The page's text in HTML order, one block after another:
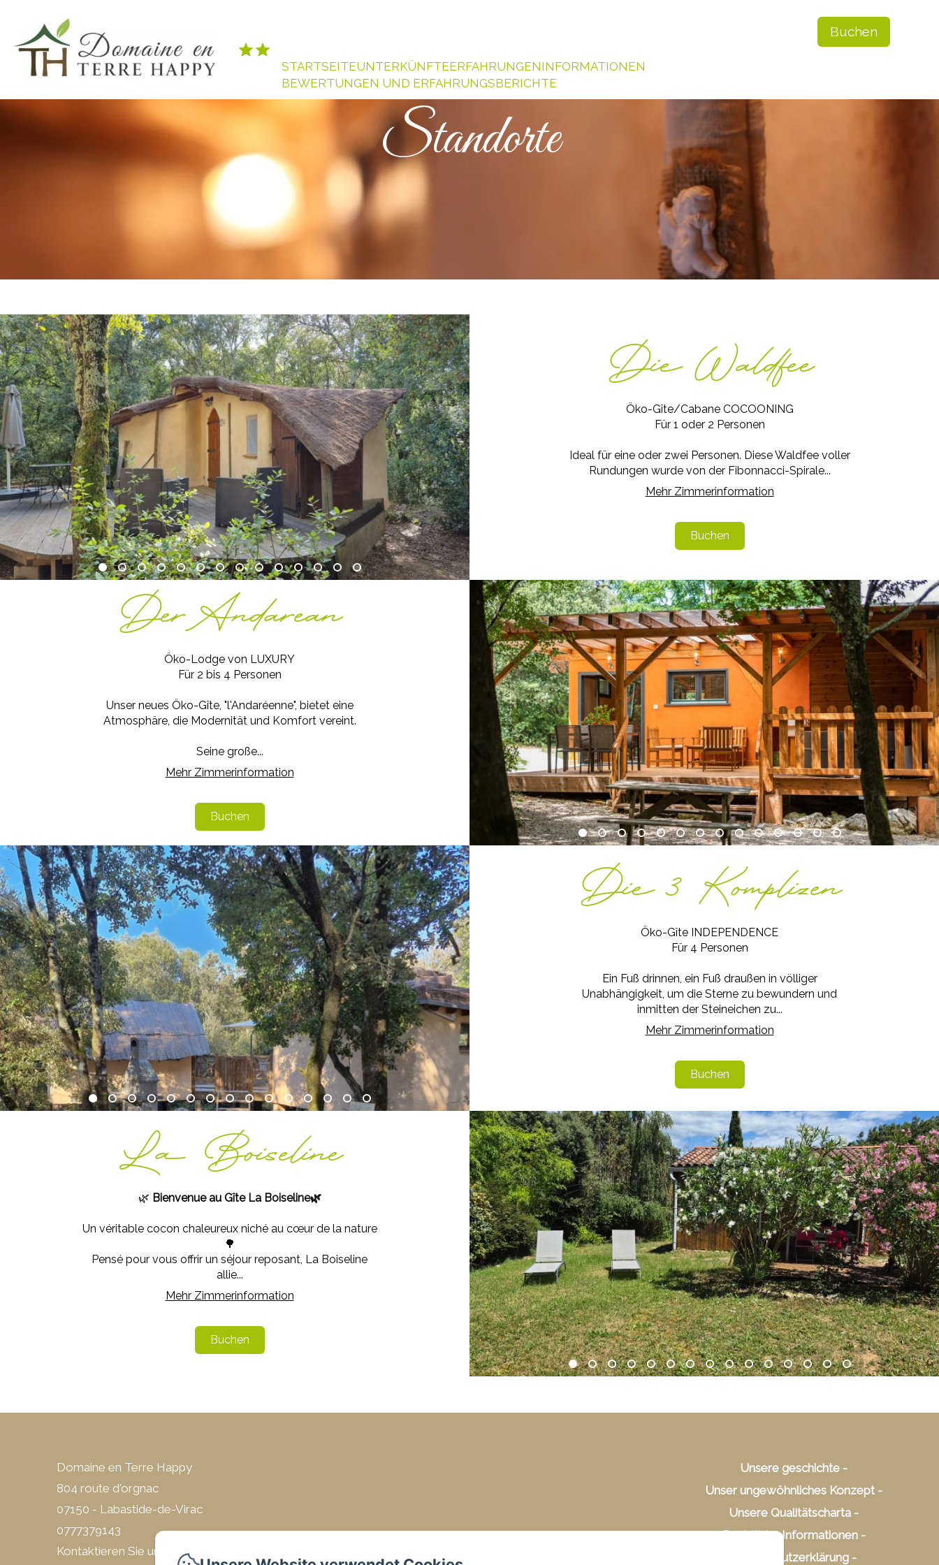
Buchen
STARTSEITEUNTERKÜNFTEERFAHRUNGENINFORMATIONEN
BEWERTUNGEN UND ERFAHRUNGSBERICHTE
Standorte
Die Waldfee
Öko-Gîte/Cabane COCOONING
Für 1 oder 2 Personen
Ideal für eine oder zwei Personen. Diese Waldfee voller
Rundungen wurde von der Fibonnacci-Spirale...
Mehr Zimmerinformation
Buchen
Der Andarean
Öko-Lodge von LUXURY
Für 2 bis 4 Personen
Unser neues Öko-Gîte, "l'Andaréenne", bietet eine
Atmosphäre, die Modernität und Komfort vereint.
Seine große...
Mehr Zimmerinformation
Buchen
Die 3 Komplizen
Öko-Gîte INDEPENDENCE
Für 4 Personen
Ein Fuß drinnen, ein Fuß draußen in völliger
Unabhängigkeit, um die Sterne zu bewundern und
inmitten der Steineichen zu...
Mehr Zimmerinformation
Buchen
La Boiseline
🌿 Bienvenue au Gîte La Boiseline🌿
Un véritable cocon chaleureux niché au cœur de la nature
🌳
Pensé pour vous offrir un séjour reposant, La Boiseline
allie...
Mehr Zimmerinformation
Buchen
Domaine en Terre Happy
804 route d'orgnac
07150 - Labastide-de-Virac
0777379143
Kontaktieren Sie uns
Unsere geschichte
Unser ungewöhnliches Konzept
Unsere Qualitätscharta
Rechtliche Informationen
Datenschutzerklärung